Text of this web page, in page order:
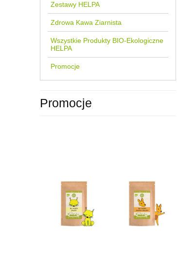
Zestawy HELPA
Zdrowa Kawa Ziarnista
Wszystkie Produkty BIO-Ekologiczne
HELPA
Promocje
Promocje